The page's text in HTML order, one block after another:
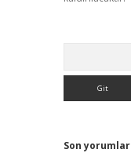
Son yorumlar